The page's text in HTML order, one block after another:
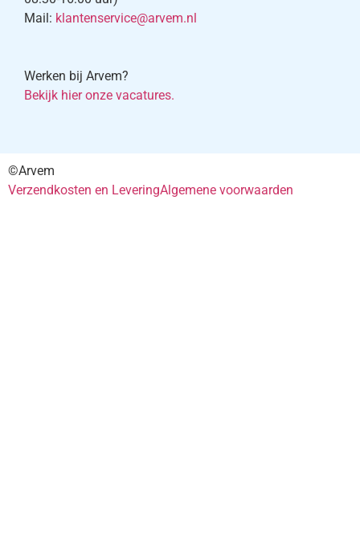
Mail: klantenservice@arvem.nl
Werken bij Arvem?
Bekijk hier onze vacatures.
©Arvem
Verzendkosten en LeveringAlgemene voorwaarden